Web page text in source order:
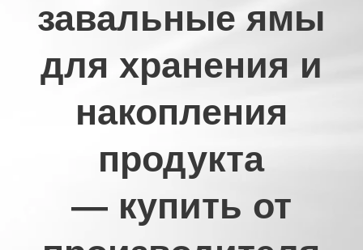
продукта
— купить от
производителя
от проектирования, до производства и
доставки